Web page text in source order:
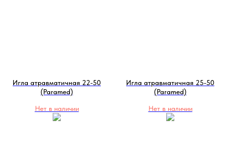
Игла атравматичная 22-50
(Paramed)
Нет в наличии
Игла атравматичная 25-50
(Paramed)
Нет в наличии